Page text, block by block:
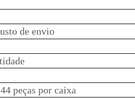
de envio
peças por caixa